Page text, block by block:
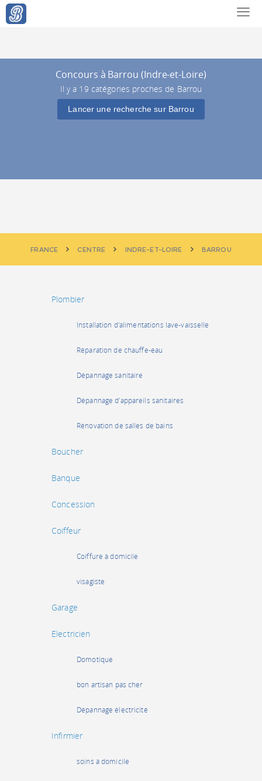
Concours à Barrou (Indre-et-Loire)
Il y a 19 catégories proches de Barrou
Lancer une recherche sur Barrou
FRANCE CENTRE INDRE-ET-LOIRE BARROU
Plombier
Installation d'alimentations lave-vaisselle
Réparation de chauffe-eau
Dépannage sanitaire
Dépannage d'appareils sanitaires
Rénovation de salles de bains
Boucher
Banque
Concession
Coiffeur
Coiffure à domicile
visagiste
Garage
Electricien
Domotique
bon artisan pas cher
Dépannage électricité
Infirmier
soins à domicile